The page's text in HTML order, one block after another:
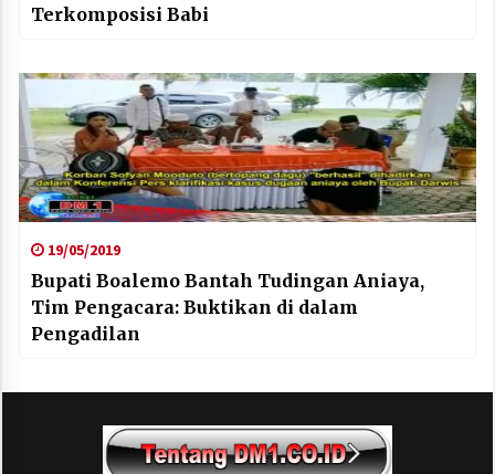
Terkomposisi Babi
19/05/2019
Bupati Boalemo Bantah Tudingan Aniaya,
Tim Pengacara: Buktikan di dalam
Pengadilan